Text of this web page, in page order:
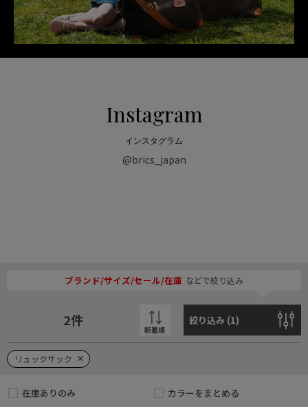
Instagram
インスタグラム
@brics_japan
ブランド/サイズ/セール/在庫 などで絞り込み
2件
新着順
絞り込み (1)
リュックサック
在庫ありのみ カラーをまとめる